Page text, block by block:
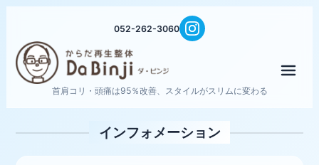
052-262-3060
首肩コリ・頭痛は95％改善、スタイルがスリムに変わる
インフォメーション